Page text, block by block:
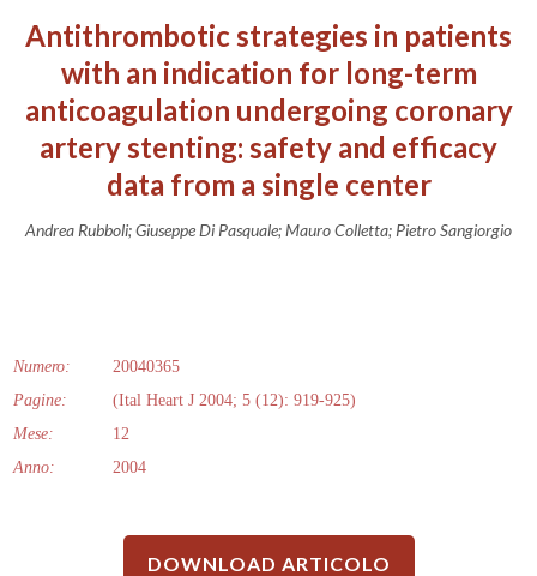
Antithrombotic strategies in patients
with an indication for long-term
anticoagulation undergoing coronary
artery stenting: safety and efficacy
data from a single center
Andrea Rubboli; Giuseppe Di Pasquale; Mauro Colletta; Pietro Sangiorgio
Numero:
20040365
Pagine:
(Ital Heart J 2004; 5 (12): 919-925)
Mese:
12
Anno:
2004
DOWNLOAD ARTICOLO